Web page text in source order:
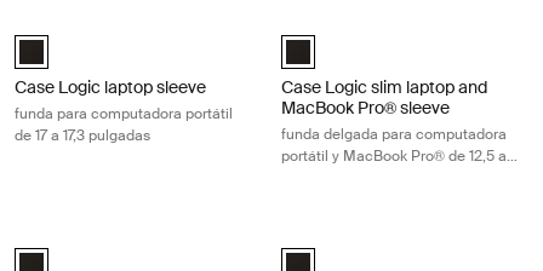
Case Logic 17-17.3" Laptop Sleeve Negro (selected)
Case Logic laptop sleeve
funda para computadora portátil
de 17 a 17,3 pulgadas
Case Logic 12.5" - 13.3" Slim
Case Logic slim laptop and
MacBook Pro® sleeve
funda delgada para computadora
portátil y MacBook Pro® de 12,5 a
Case Logic Deco 14" Laptop Sleeve Negro (selected)
Case Logic Ibira Laptop Sleeve